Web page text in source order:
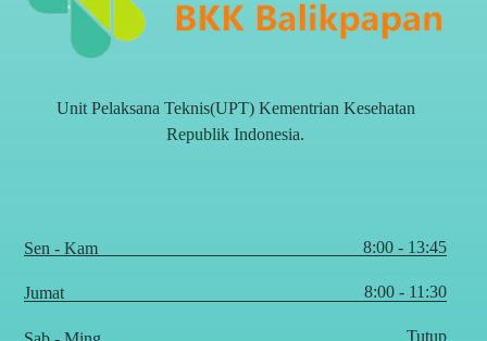
Unit Pelaksana Teknis(UPT) Kementrian Kesehatan
Republik Indonesia.
Sen - Kam 8:00 - 13:45
Jumat 8:00 - 11:30
Tutup